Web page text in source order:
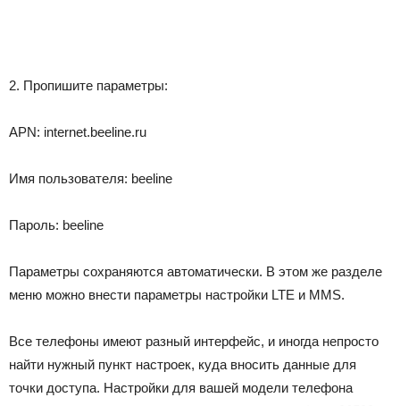
2. Пропишите параметры:
APN: internet.beeline.ru
Имя пользователя: beeline
Пароль: beeline
Параметры сохраняются автоматически. В этом же разделе
меню можно внести параметры настройки LTE и MMS.
Все телефоны имеют разный интерфейс, и иногда непросто
найти нужный пункт настроек, куда вносить данные для
точки доступа. Настройки для вашей модели телефона